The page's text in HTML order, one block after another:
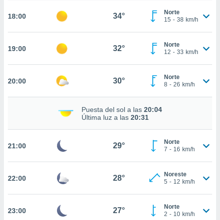
que
sean
para
ni para
no
web a
18:00 34°
Norte
15 - 38 km/h
19:00 32°
Norte
12 - 33 km/h
20:00 30°
Norte
8 - 26 km/h
Puesta del sol a las 20:04
Última luz a las 20:31
21:00 29°
Norte
7 - 16 km/h
22:00 28°
Noreste
5 - 12 km/h
23:00 27°
Norte
2 - 10 km/h